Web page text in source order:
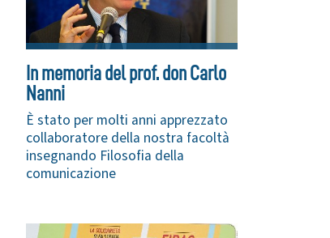
In memoria del prof. don Carlo
Nanni
È stato per molti anni apprezzato
collaboratore della nostra facoltà
insegnando Filosofia della
comunicazione